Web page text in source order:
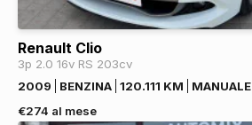
Renault Clio
3p 2.0 16v RS 203cv
2009
BENZINA 120.111 KM
MANUALE
€274 al mese